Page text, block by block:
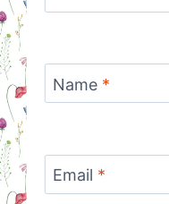
Name *
Email *